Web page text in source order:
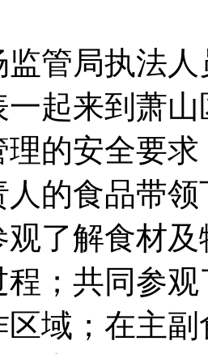
管局执法
起来到萧
的安全要
人的食品带
观了解食材
；共同参
区域；在主